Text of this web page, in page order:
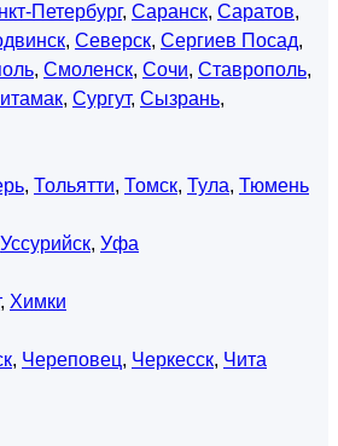
Петербург, Саранск, Саратов,
, Северск, Сергиев Посад,
, Смоленск, Сочи, Ставрополь,
, Сургут, Сызрань,
, Тольятти, Томск, Тула, Тюмень
Уссурийск, Уфа
, Химки
, Череповец, Черкесск, Чита